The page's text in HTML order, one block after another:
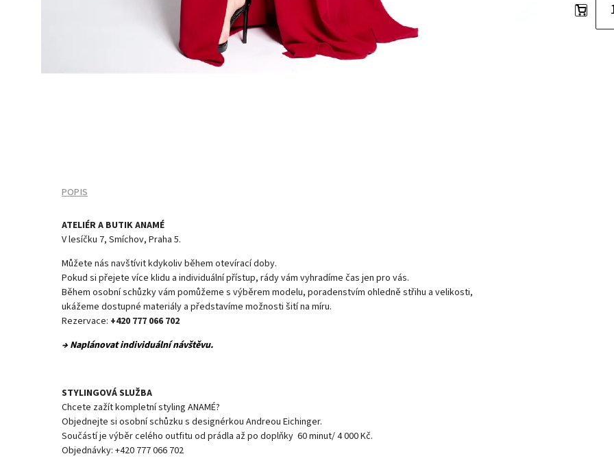
POPIS
ATELIÉR A BUTIK ANAMÉ
V lesíčku 7, Smíchov, Praha 5.
Můžete nás navštívit kdykoliv během otevírací doby.
Pokud si přejete více klidu a individuální přístup, rády vám vyhradíme čas jen pro vás.
Během osobní schůzky vám pomůžeme s výběrem modelu, poradenstvím ohledně střihu a velikosti,
ukážeme dostupné materiály a představíme možnosti šití na míru.
Rezervace: +420 777 066 702
→ Naplánovat individuální návštěvu.
STYLINGOVÁ SLUŽBA
Chcete zažít kompletní styling ANAMÉ?
Objednejte si osobní schůzku s designérkou Andreou Eichinger.
Součástí je výběr celého outfitu od prádla až po doplňky 60 minut/ 4 000 Kč.
Objednávky: +420 777 066 702